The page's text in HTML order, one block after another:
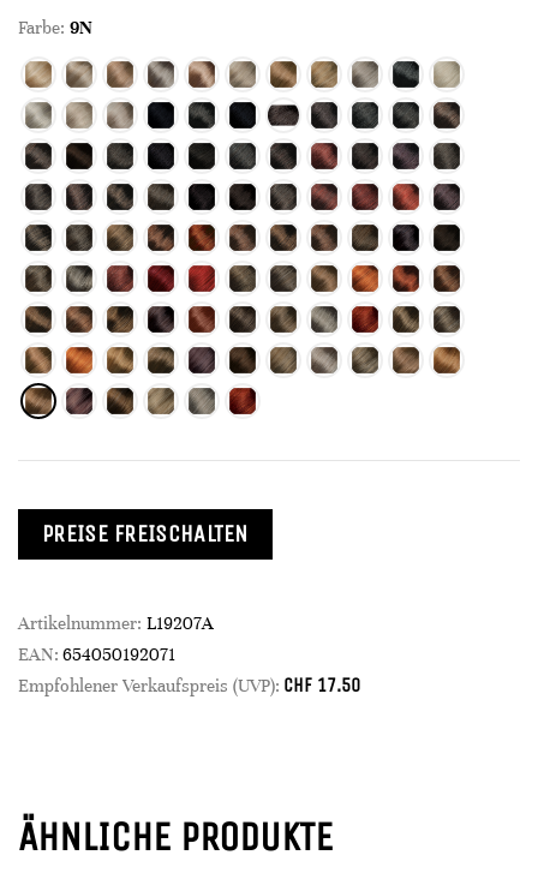
Farbe: 9N
PREISE FREISCHALTEN
Artikelnummer: L19207A
EAN: 654050192071
Empfohlener Verkaufspreis (UVP): CHF 17.50
ÄHNLICHE PRODUKTE